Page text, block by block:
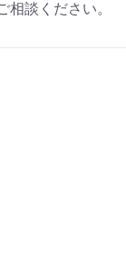
談ください。